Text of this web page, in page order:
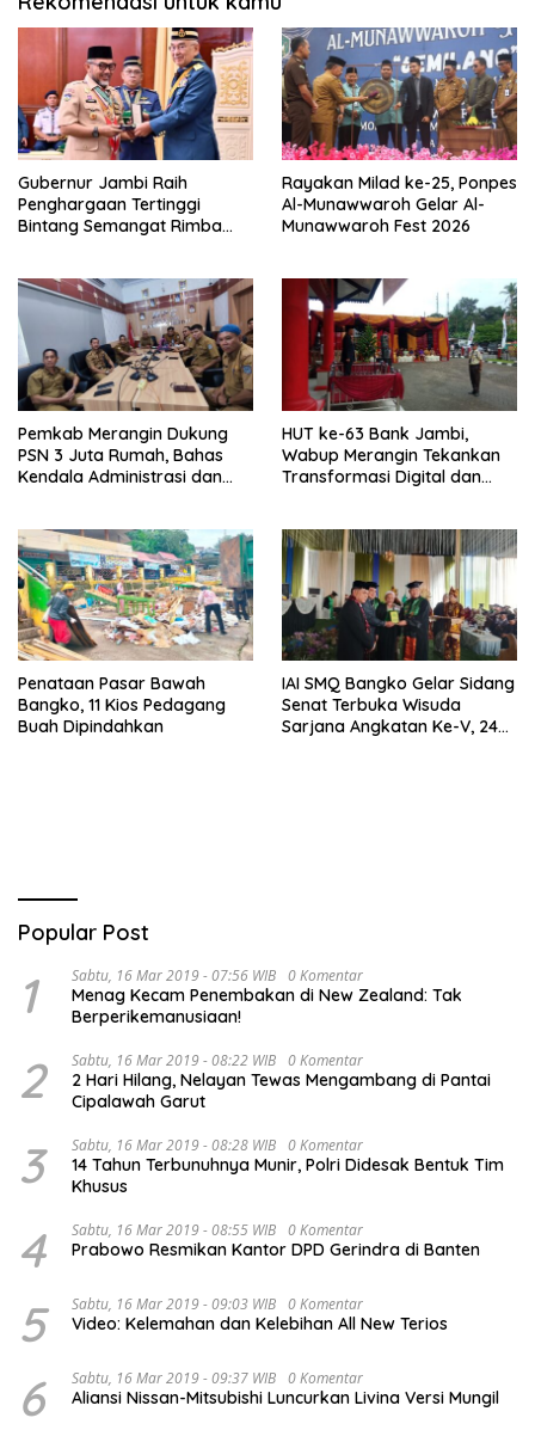
Gubernur Jambi Raih
Penghargaan Tertinggi
Bintang Semangat Rimba
Rayakan Milad ke-25, Ponpes
Al-Munawwaroh Gelar Al-
Munawwaroh Fest 2026
Pemkab Merangin Dukung
PSN 3 Juta Rumah, Bahas
Kendala Administrasi dan
HUT ke-63 Bank Jambi,
Wabup Merangin Tekankan
Transformasi Digital dan
Penataan Pasar Bawah
Bangko, 11 Kios Pedagang
Buah Dipindahkan
IAI SMQ Bangko Gelar Sidang
Senat Terbuka Wisuda
Sarjana Angkatan Ke-V, 243
Popular Post
1 Sabtu, 16 Mar 2019 - 07:56 WIB 0 Komentar
Menag Kecam Penembakan di New Zealand: Tak
Berperikemanusiaan!
2 Sabtu, 16 Mar 2019 - 08:22 WIB 0 Komentar
2 Hari Hilang, Nelayan Tewas Mengambang di Pantai
Cipalawah Garut
3 Sabtu, 16 Mar 2019 - 08:28 WIB 0 Komentar
14 Tahun Terbunuhnya Munir, Polri Didesak Bentuk Tim
Khusus
4 Sabtu, 16 Mar 2019 - 08:55 WIB 0 Komentar
Prabowo Resmikan Kantor DPD Gerindra di Banten
5 Sabtu, 16 Mar 2019 - 09:03 WIB 0 Komentar
Video: Kelemahan dan Kelebihan All New Terios
6 Sabtu, 16 Mar 2019 - 09:37 WIB 0 Komentar
Aliansi Nissan-Mitsubishi Luncurkan Livina Versi Mungil